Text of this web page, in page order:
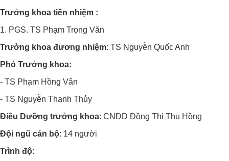
Trưởng khoa tiền nhiệm :
1. PGS. TS Phạm Trọng Văn
Trưởng khoa đương nhiệm: TS Nguyễn Quốc Anh
Phó Trưởng khoa:
- TS Phạm Hồng Vân
- TS Nguyễn Thanh Thủy
Điều Dưỡng trưởng khoa: CNĐD Đồng Thị Thu Hồng
Đội ngũ cán bộ: 14 người
Trình độ: